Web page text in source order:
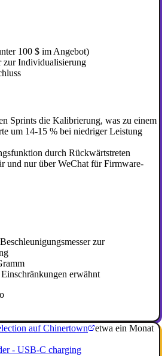
100 $ im Angebot)
zur Individualisierung
Sprints die Kalibrierung, was zu einem
um 14-15 % bei niedriger Leistung
durch Rückwärtstreten
und nur über WeChat für Firmware-
zur
erwähnt
auf Chinertown
etwa ein Monat
- USB-C charging